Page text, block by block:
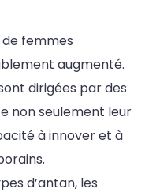
femmes
augmenté.
dirigées par des
non seulement leur
à innover et à
d’antan, les